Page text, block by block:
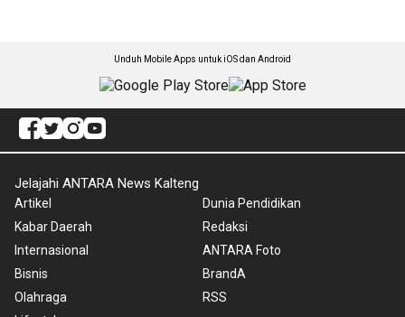
Unduh Mobile Apps untuk iOS dan Android
Jelajahi ANTARA News Kalteng
Artikel
Kabar Daerah
Internasional
Bisnis
Olahraga
Dunia Pendidikan
Redaksi
ANTARA Foto
BrandA
RSS